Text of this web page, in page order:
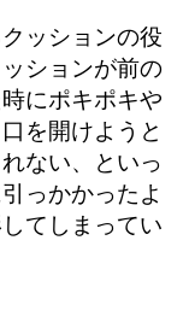
ッションの役
ションが前の
にポキポキや
を開けようと
ない、といっ
っかかったよ
てしまってい